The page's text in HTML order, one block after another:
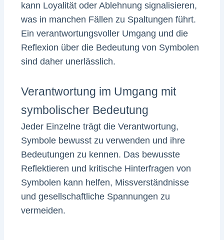
kann Loyalität oder Ablehnung signalisieren,
was in manchen Fällen zu Spaltungen führt.
Ein verantwortungsvoller Umgang und die
Reflexion über die Bedeutung von Symbolen
sind daher unerlässlich.
Verantwortung im Umgang mit
symbolischer Bedeutung
Jeder Einzelne trägt die Verantwortung,
Symbole bewusst zu verwenden und ihre
Bedeutungen zu kennen. Das bewusste
Reflektieren und kritische Hinterfragen von
Symbolen kann helfen, Missverständnisse
und gesellschaftliche Spannungen zu
vermeiden.